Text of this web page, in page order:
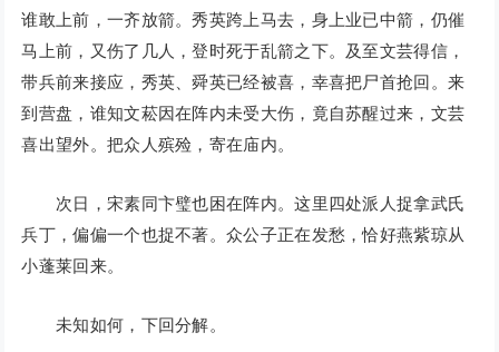
谁敢上前，一齐放箭。秀英跨上马去，身上业已中箭，仍催
马上前，又伤了几人，登时死于乱箭之下。及至文芸得信，
带兵前来接应，秀英、舜英已经被喜，幸喜把尸首抢回。来
到营盘，谁知文菘因在阵内未受大伤，竟自苏醒过来，文芸
喜出望外。把众人殡殓，寄在庙内。
次日，宋素同卞璧也困在阵内。这里四处派人捉拿武氏
兵丁，偏偏一个也捉不著。众公子正在发愁，恰好燕紫琼从
小蓬莱回来。
未知如何，下回分解。